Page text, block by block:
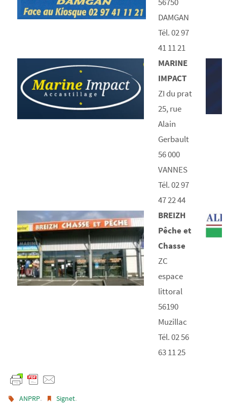
DAMGAN
Tél. 02 97
41 11 21
MARINE
IMPACT
ZI du prat
25, rue
Alain
Gerbault
56 000
VANNES
Tél. 02 97
47 22 44
BREIZH
Pêche et
Chasse
ZC
espace
littoral
56190
Muzillac
Tél. 02 56
63 11 25
ANPRP. Signet.